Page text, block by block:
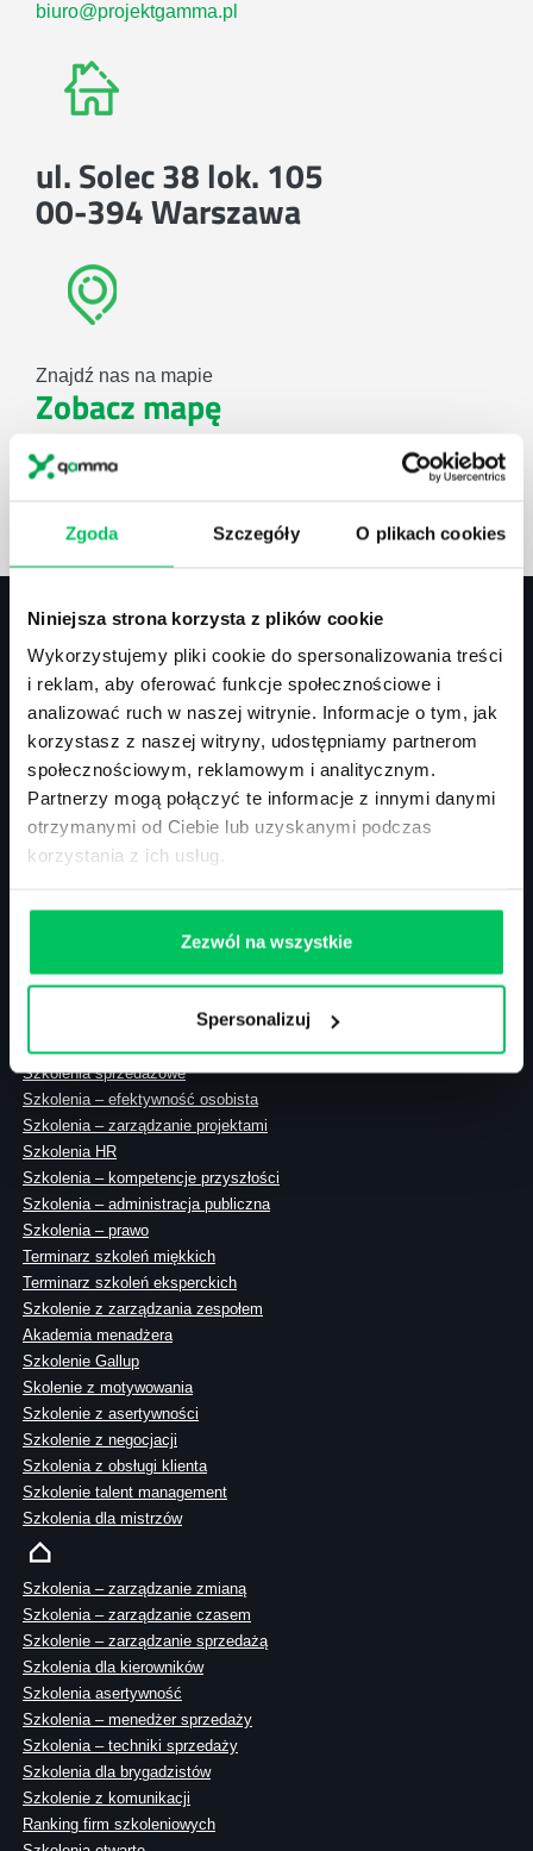
Zgoda Szczegóły O plikach cookies
Niniejsza strona korzysta z plików cookie
Wykorzystujemy pliki cookie do spersonalizowania treści
i reklam, aby oferować funkcje społecznościowe i
analizować ruch w naszej witrynie. Informacje o tym, jak
korzystasz z naszej witryny, udostępniamy partnerom
społecznościowym, reklamowym i analitycznym.
Partnerzy mogą połączyć te informacje z innymi danymi
otrzymanymi od Ciebie lub uzyskanymi podczas
korzystania z ich usług.
Zezwól na wszystkie
Spersonalizuj
biuro@projektgamma.pl
ul. Solec 38 lok. 105
00-394 Warszawa
Znajdź nas na mapie
Zobacz mapę
ZAPYTAJ O NASZE ROZWIĄZANIA
Kontakt
tel.: 505 273 550
00-394 Warszawa
Szkolenia menedżerskie
Szkolenia sprzedażowe
Szkolenia – efektywność osobista
Szkolenia – zarządzanie projektami
Szkolenia HR
Szkolenia – kompetencje przyszłości
Szkolenia – administracja publiczna
Szkolenia – prawo
Terminarz szkoleń miękkich
Terminarz szkoleń eksperckich
Szkolenie z zarządzania zespołem
Akademia menadżera
Szkolenie Gallup
Skolenie z motywowania
Szkolenie z asertywności
Szkolenie z negocjacji
Szkolenia z obsługi klienta
Szkolenie talent management
Szkolenia dla mistrzów
Szkolenia – zarządzanie zmianą
Szkolenia – zarządzanie czasem
Szkolenie – zarządzanie sprzedażą
Szkolenia dla kierowników
Szkolenia asertywność
Szkolenia – menedżer sprzedaży
Szkolenia – techniki sprzedaży
Szkolenia dla brygadzistów
Szkolenie z komunikacji
Ranking firm szkoleniowych